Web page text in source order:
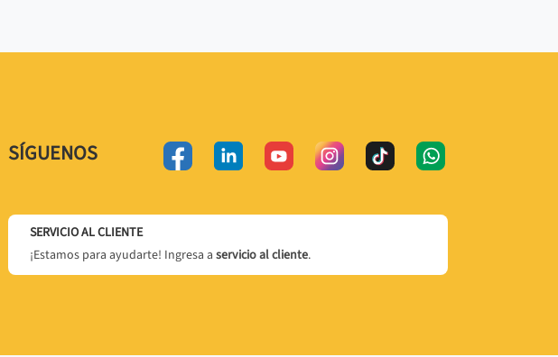
SÍGUENOS
SERVICIO AL CLIENTE
¡Estamos para ayudarte! Ingresa a servicio al cliente.